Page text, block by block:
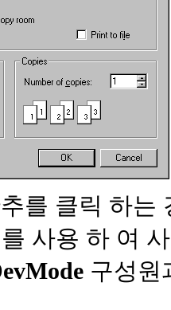
를 클릭 하는
사용 하 여
구성